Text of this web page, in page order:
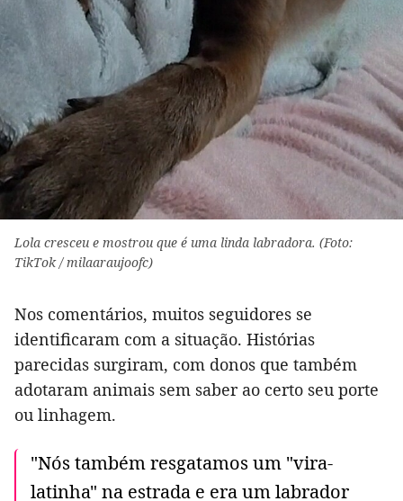
Lola cresceu e mostrou que é uma linda labradora. (Foto:
TikTok / milaaraujoofc)
Nos comentários, muitos seguidores se
identificaram com a situação. Histórias
parecidas surgiram, com donos que também
adotaram animais sem saber ao certo seu porte
ou linhagem.
"Nós também resgatamos um "vira-
latinha" na estrada e era um labrador